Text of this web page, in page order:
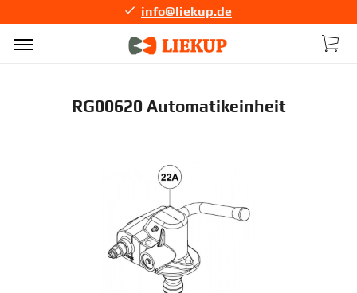
info@liekup.de
RG00620 Automatikeinheit